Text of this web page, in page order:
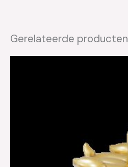
Gerelateerde producten